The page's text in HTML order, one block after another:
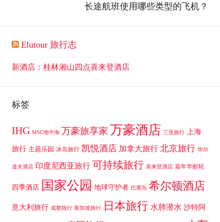
长途航班使用哪些类型的飞机？
Elutour 旅行志
新酒店：桂林湘山四点喜来登酒店
标签
IHG MSC地中海 万豪旅享家 万豪酒店 三亚旅行 上海
旅行 主题乐园 冰岛旅行 凯悦酒店 加拿大旅行 北京旅行 华尔
道夫酒店 印度尼西亚旅行 可持续旅行 喜来登酒店 嘉年华邮轮
四季酒店 国家公园 地球守护者 巴厘岛 希尔顿酒店
意大利旅行 成都旅行 新加坡旅行 日本旅行 水肺潜水 沙特阿